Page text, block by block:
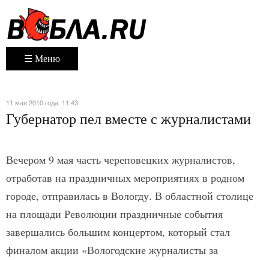
☰ Меню
11 мая 2010 года. 11:43
Губернатор пел вместе с журналистами
Вечером 9 мая часть череповецких журналистов,
отработав на праздничных мероприятиях в родном
городе, отправилась в Вологду. В областной столице
на площади Революции праздничные события
завершались большим концертом, который стал
финалом акции «Вологодские журналисты за